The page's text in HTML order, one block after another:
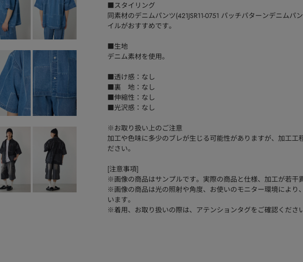
■スタイリング
同素材のデニムパンツ(421JSR11-0751 パッチパターンデニムパ
イルがおすすめです。
■生地
デニム素材を使用。
■透け感：なし
■裏 地：なし
■伸縮性：なし
■光沢感：なし
※お取り扱い上のご注意
加工や色味に多少のブレが生じる可能性がありますが、加工工
ださい。
[注意事項]
※画像の商品はサンプルです。実際の商品と仕様、加工が若干
※画像の商品は光の照射や角度、お使いのモニター環境により
います。
※着用、お取り扱いの際は、アテンションタグをご確認ください